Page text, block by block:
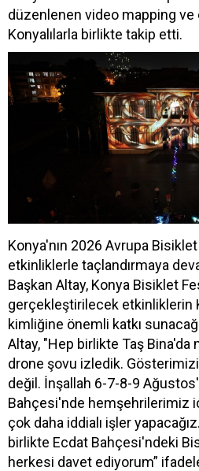
düzenlenen video mapping
Konyalılarla birlikte takip etti.
Konya'nın 2026 Avrupa Bisiklet
etkinliklerle taçlandırmaya
Başkan Altay, Konya Bisiklet
gerçekleştirilecek etkinliklerin
kimliğine önemli katkı
Altay, "Hep birlikte Taş
drone şovu izledik.
değil. İnşallah 6-7-8-9
Bahçesi'nde hemşehrilerimiz
çok daha iddialı işler
birlikte Ecdat Bahçesi'ndeki
herkesi davet ediyorum”